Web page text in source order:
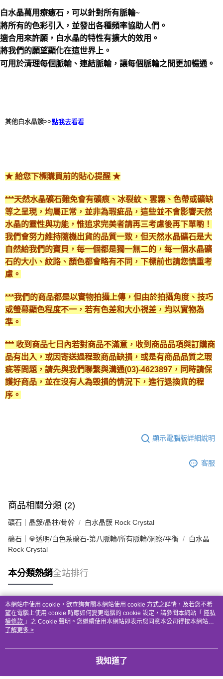
付款後門市自取
免運費
白水晶萬用療癒石，可以針對所有脈輪~
將所有的色彩引入，並發出各種頻率協助人們。
適合用來許願，白水晶的特性有擴大的效用。
將我們的願望顯化在這世界上。
可用於清理每個脈輪、連結脈輪，讓每個脈輪之間更加暢通。
其他白水晶簇>>點我去看看
★ 給您下標購買前的貼心提醒 ★
***天然水晶礦石難免會有礦痕、冰裂紋、雲霧、色帶或礦缺
等之呈現，均屬正常，並非為瑕疵品，這些並不會影響天然
水晶的靈性與功能，惟追求完美者請再三考慮後再下單喲！
我們會努力維持隨機出貨的品質一致，但天然水晶礦石是大
自然給我們的寶貝，每一個都是獨一無二的，每一個水晶礦
石的大小、紋路、顏色都會略有不同，下標前也請您慎重考
慮。
***我們的商品都是以實物拍攝上傳，但由於拍攝角度、技巧
或螢幕顯色程度不一，若有色差和大小視差，均以實物為
準。
*** 收到商品七日內若對商品不滿意，收到商品品項與訂購商
品有出入，或因寄送過程致商品缺損，或是有商品品質之瑕
疵等問題，請先與我們聯繫與溝通(03)-4623897，同時請保
護好商品，並在沒有人為毀損的情況下，進行退換貨的程
序。
顯示電腦版詳細說明
客服
商品相關分類 (2)
礦石｜晶簇/晶柱/骨幹 白水晶簇 Rock Crystal
礦石｜💎透明/白色系礦石-第八脈輪/所有脈輪/洞察/平衡
白水晶
Rock Crystal
本分類熱銷全站排行
熱門標籤
本網站中使用 cookie，欲查詢有關本網站使用 cookie 方式之詳情，及若您不希
望在電腦上使用 cookie 時應如何變更電腦的 cookie 設定，請參閱本網站「 隱私
權條款 」之 Cookie 聲明。您繼續使用本網站即表示您同意本公司得按本網站使
用條款之 Cookie 聲明使用 cookie。
了解更多 >
我知道了